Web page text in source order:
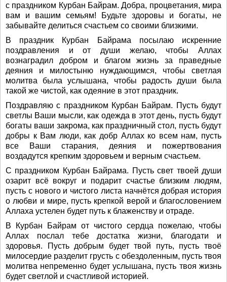
с праздником Курбан Байрам. Добра, процветания, мира
вам и вашим семьям! Будьте здоровы и богаты, не
забывайте делиться счастьем со своими близкими.
В праздник Курбан Байрама посылаю искренние
поздравления и от души желаю, чтобы Аллах
вознаградил добром и благом жизнь за праведные
деяния и милостыню нуждающимся, чтобы светлая
молитва была услышана, чтобы радость души была
такой же чистой, как одеяние в этот праздник.
Поздравляю с праздником Курбан Байрам. Пусть будут
светлы Ваши мысли, как одежда в этот день, пусть будут
богаты ваши закрома, как праздничный стол, пусть будут
добры к Вам люди, как добр Аллах ко всем нам, пусть
все Ваши старания, деяния и пожертвования
воздадутся крепким здоровьем и верным счастьем.
С праздником Курбан Байрама. Пусть свет твоей души
озарит всё вокруг и подарит счастье близким людям,
пусть с нового и чистого листа начнётся добрая история
о любви и мире, пусть крепкой верой и благословением
Аллаха устелен будет путь к блаженству и отраде.
В Курбан Байрам от чистого сердца пожелаю, чтобы
Аллах послал тебе достатка жизни, благодати и
здоровья. Пусть добрым будет твой путь, пусть твоё
милосердие разделит грусть с обездоленным, пусть твоя
молитва непременно будет услышана, пусть твоя жизнь
будет светлой и счастливой историей.